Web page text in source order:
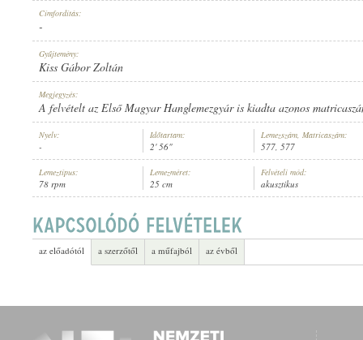
ELŐADÓ:CS. ÉS KIR. "FRIGYES FŐHERCEG" 52. GYALOGEZRED ZENEKARA,
577
Címfordítás:
-
Gyűjtemény:
Kiss Gábor Zoltán
Megjegyzés:
A felvételt az Első Magyar Hanglemezgyár is kiadta azonos
Nyelv:
-
Időtartam:
2' 56"
Lemezszám, Matricaszám:
577, 577
Lemeztípus:
78 rpm
Lemezméret:
25 cm
Felvételi mód:
akusztikus
az előadótól a szerzőtől a műfajból az évből